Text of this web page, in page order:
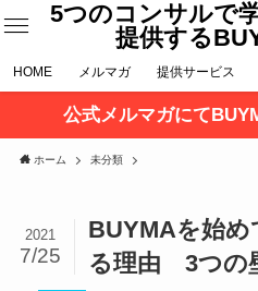
5つのコンサルで
提供する
HOME メルマガ 提供サービス
公式メルマガにて
ホーム 未分類
BUYMAを始
る理由 3つの
2021
7/25